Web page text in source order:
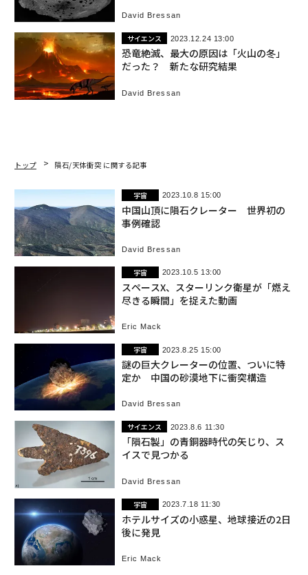
David Bressan
サイエンス 2023.12.24 13:00
恐竜絶滅、最大の原因は「火山の冬」
だった？ 新たな研究結果
David Bressan
トップ 隕石/天体衝突 に関する記事
宇宙 2023.10.8 15:00
中国山頂に隕石クレーター 世界初の
事例確認
David Bressan
宇宙 2023.10.5 13:00
スペースX、スターリンク衛星が「燃え
尽きる瞬間」を捉えた動画
Eric Mack
宇宙 2023.8.25 15:00
謎の巨大クレーターの位置、ついに特
定か 中国の砂漠地下に衝突構造
David Bressan
サイエンス 2023.8.6 11:30
「隕石製」の青銅器時代の矢じり、ス
イスで見つかる
David Bressan
宇宙 2023.7.18 11:30
ホテルサイズの小惑星、地球接近の2日
後に発見
Eric Mack